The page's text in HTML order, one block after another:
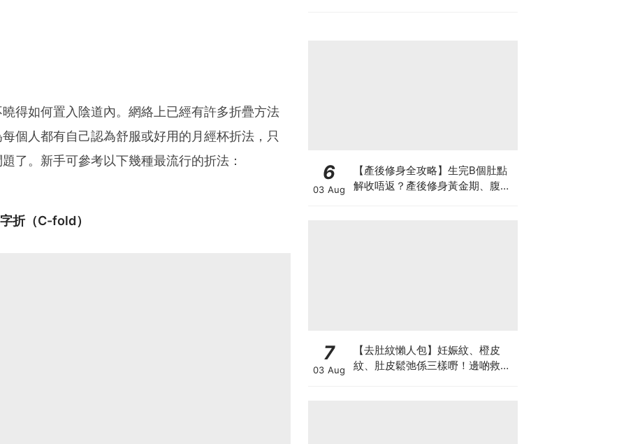
得如何置入陰道內。網絡上已經有許多折疊方法
個人都有自己認為舒服或好用的月經杯折法，只
了。新手可參考以下幾種最流行的折法：
折（C-fold）
6
03 Aug
【產後修身全攻略】生完B個肚點
解收唔返？產後修身黃金期、腹直
7
03 Aug
【去肚紋懶人包】妊娠紋、橙皮
紋、肚皮鬆弛係三樣嘢！邊啲救得